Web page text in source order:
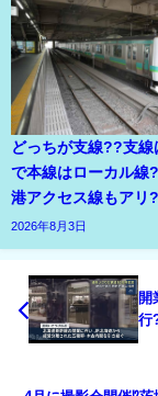
どっちが支線??支線
で本線はローカル線
港アクセス線もアリ
2026年8月3日
開
行